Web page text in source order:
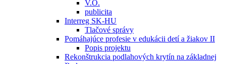
V.O.
publicita
Interreg SK-HU
Tlačové správy
Pomáhajúce profesie v edukácii detí a žiakov II
Popis projektu
Rekonštrukcia podlahových krytín na základnej